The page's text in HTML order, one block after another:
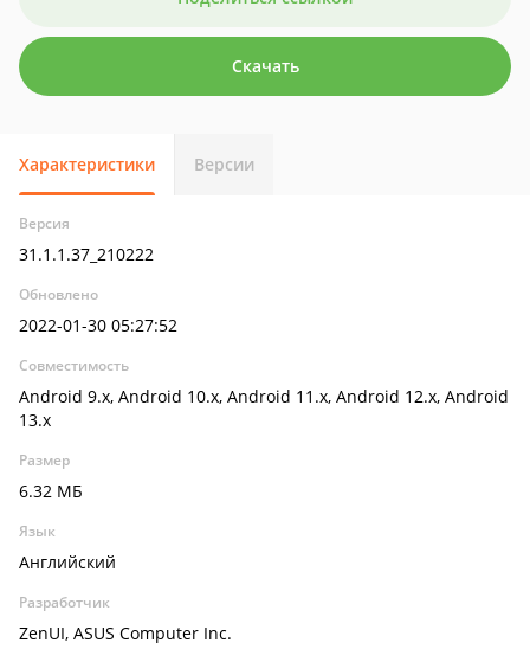
Скачать
Характеристики Версии
Версия
31.1.1.37_210222
Обновлено
2022-01-30 05:27:52
Совместимость
Android 9.x, Android 10.x, Android 11.x, Android 12.x, Android
13.x
Размер
6.32 МБ
Язык
Английский
Разработчик
ZenUI, ASUS Computer Inc.